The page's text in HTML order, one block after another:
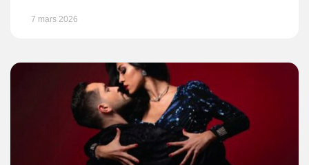
7 mars 2026